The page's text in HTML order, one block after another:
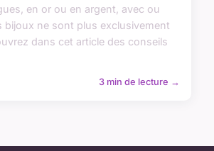
en or ou en argent, avec ou
bijoux ne sont plus exclusivement
dans cet article des conseils
3 min de lecture →